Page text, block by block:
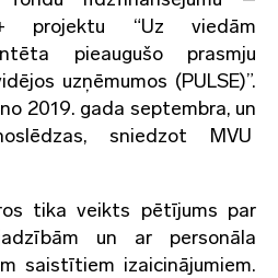
projektu “Uz viedām
pieaugušo prasmju
uzņēmumos (PULSE)”.
2019. gada septembra, un
sniedzot MVU
tika veikts pētījums par
un ar personāla
saistītiem izaicinājumiem.